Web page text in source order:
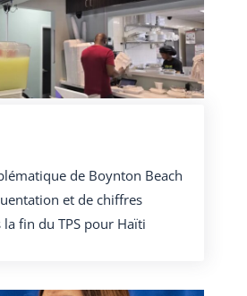
de Boynton Beach
et de chiffres
la fin du TPS pour Haïti